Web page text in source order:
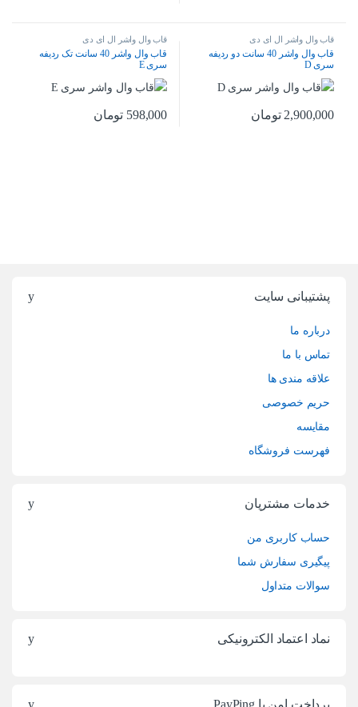
قاب وال واشر ال ای دی
قاب وال واشر 40 سانت دو ردیفه
سری D
2,900,000 تومان
قاب وال واشر ال ای دی
قاب وال واشر 40 سانت تک ردیفه
سری E
598,000 تومان
پشتیبانی سایت
درباره ما
تماس با ما
علاقه مندی ها
حریم خصوصی
مقایسه
فهرست فروشگاه
خدمات مشتریان
حساب کاربری من
پیگیری سفارش شما
سوالات متداول
نماد اعتماد الکترونیکی
پرداخت امن با PayPing